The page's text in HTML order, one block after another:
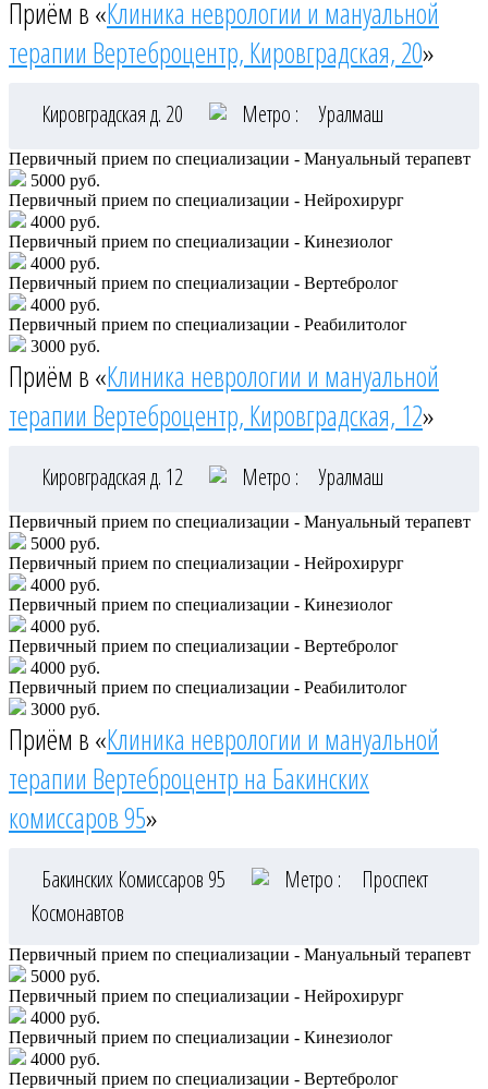
Приём в «Клиника неврологии и мануальной
терапии Вертеброцентр, Кировградская, 20»
Кировградская д. 20 Метро : Уралмаш
Первичный прием по специализации - Мануальный терапевт
5000 руб.
Первичный прием по специализации - Нейрохирург
4000 руб.
Первичный прием по специализации - Кинезиолог
4000 руб.
Первичный прием по специализации - Вертебролог
4000 руб.
Первичный прием по специализации - Реабилитолог
3000 руб.
Приём в «Клиника неврологии и мануальной
терапии Вертеброцентр, Кировградская, 12»
Кировградская д. 12 Метро : Уралмаш
Первичный прием по специализации - Мануальный терапевт
5000 руб.
Первичный прием по специализации - Нейрохирург
4000 руб.
Первичный прием по специализации - Кинезиолог
4000 руб.
Первичный прием по специализации - Вертебролог
4000 руб.
Первичный прием по специализации - Реабилитолог
3000 руб.
Приём в «Клиника неврологии и мануальной
терапии Вертеброцентр на Бакинских
комиссаров 95»
Бакинских Комиссаров 95 Метро :
Проспект
Космонавтов
Первичный прием по специализации - Мануальный терапевт
5000 руб.
Первичный прием по специализации - Нейрохирург
4000 руб.
Первичный прием по специализации - Кинезиолог
4000 руб.
Первичный прием по специализации - Вертебролог